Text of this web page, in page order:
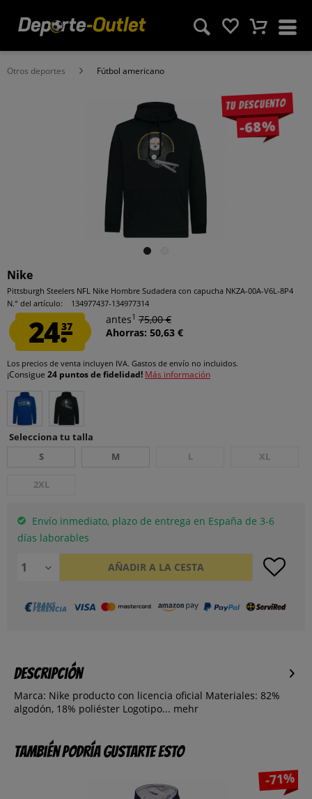
Otros deportes Fútbol americano
Tu descuento
-68%
Nike
Pittsburgh Steelers NFL Nike Hombre Sudadera con capucha NKZA-00A-V6L-8P4
N.° del artículo:
134977437-134977314
24.37
antes1 75,00 €
Ahorras: 50,63 €
Los precios de venta incluyen IVA. Gastos de envío no incluidos.
¡Consigue 24 puntos de fidelidad! Más información
Selecciona tu talla
S
M L XL
2XL
Envío inmediato, plazo de entrega en España de 3-6
días laborables
AÑADIR A LA CESTA
Descripción
Marca: Nike producto con licencia oficial Materiales: 82%
algodón, 18% poliéster Logotipo... mehr
También podría gustarte esto
-71%